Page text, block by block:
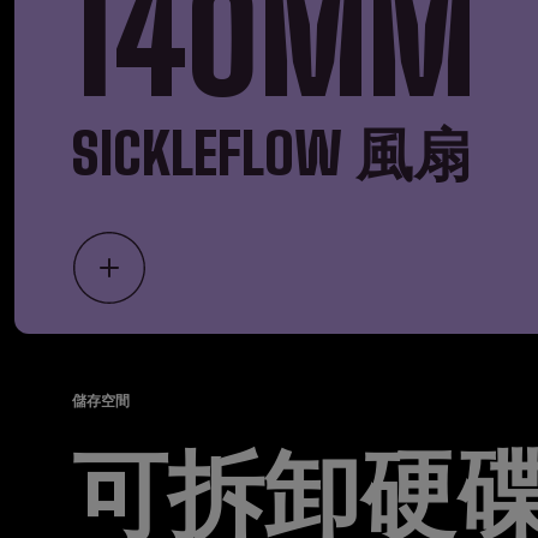
140MM
SICKLEFLOW 風扇
儲存空間
可拆卸硬